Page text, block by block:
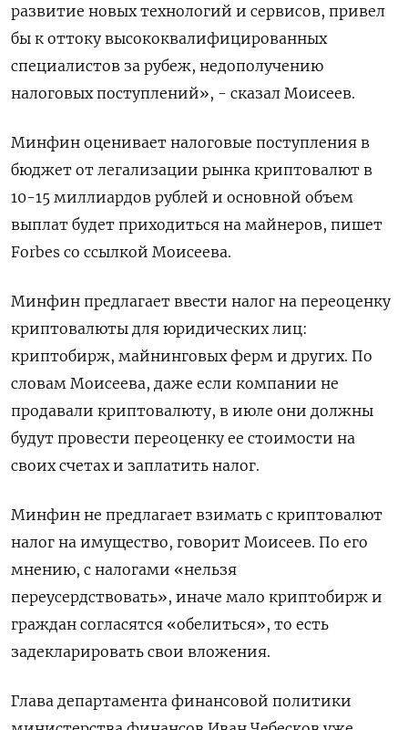
Moscow Times в Telegram —
@moscowtimes_ru
развитие новых технологий и сервисов, привел
бы к оттоку высококвалифицированных
специалистов за рубеж, недополучению
налоговых поступлений», - сказал Моисеев.
Минфин оценивает налоговые поступления в
бюджет от легализации рынка криптовалют в
10-15 миллиардов рублей и основной объем
выплат будет приходиться на майнеров, пишет
Forbes со ссылкой Моисеева.
Минфин предлагает ввести налог на переоценку
криптовалюты для юридических лиц:
криптобирж, майнинговых ферм и других. По
словам Моисеева, даже если компании не
продавали криптовалюту, в июле они должны
будут провести переоценку ее стоимости на
своих счетах и заплатить налог.
Минфин не предлагает взимать с криптовалют
налог на имущество, говорит Моисеев. По его
мнению, с налогами «нельзя
переусердствовать», иначе мало криптобирж и
граждан согласятся «обелиться», то есть
задекларировать свои вложения.
Глава департамента финансовой политики